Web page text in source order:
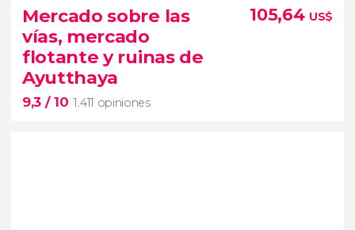
901 opiniones
excursión desde Bangkok
mercado flotante y el mercado sobre la vía
Mercado sobre las
vías, mercado
flotante y ruinas de
Ayutthaya
9,3 / 10 1.411 opiniones
105,64 US$